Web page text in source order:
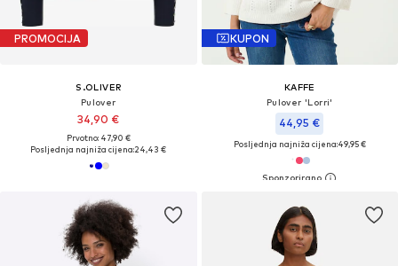
PROMOCIJA
S.OLIVER
Pulover
34,90 €
Prvotno: 47,90 €
Posljednja najniža cijena:24,43 €
KUPON
KAFFE
Pulover 'Lorri'
44,95 €
Posljednja najniža cijena:49,95 €